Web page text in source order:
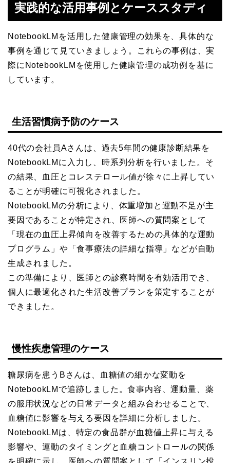
実践的な活用事例とケーススタディ
NotebookLMを活用した健康管理の効果を、具体的な
事例を通じて見ていきましょう。これらの事例は、実
際にNotebookLMを使用した健康管理の成功例を基に
しています。
生活習慣病予防のケース
40代の会社員Aさんは、過去5年間の健康診断結果を
NotebookLMに入力し、時系列分析を行いました。そ
の結果、血圧とコレステロール値が徐々に上昇してい
ることが明確に可視化されました。
NotebookLMの分析により、体重増加と運動不足が主
要因であることが特定され、医師への質問案として
「現在の血圧上昇傾向を改善するための具体的な運動
プログラム」や「食事療法の詳細な指導」などが自動
生成されました。
この準備により、医師との診察時間を有効活用でき、
個人に最適化された生活改善プランを策定することが
できました。
慢性疾患管理のケース
糖尿病を患うBさんは、血糖値の細かな変動を
NotebookLMで追跡しました。食事内容、運動量、薬
の服用状況などの日常データと組み合わせることで、
血糖値に影響を与える要因を詳細に分析しました。
NotebookLMは、特定の食品群が血糖値上昇に与える
影響や、運動のタイミングと血糖コントロールの関係